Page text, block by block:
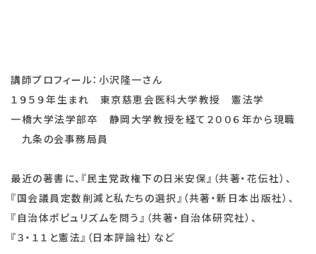
講師プロフィール：小沢隆一さん
１９５９年生まれ 東京慈恵会医科大学教授 憲法学
一橋大学法学部卒 静岡大学教授を経て２００６年から現職
九条の会事務局員
最近の著書に、『民主党政権下の日米安保』（共著・花伝社）、
『国会議員定数削減と私たちの選択』（共著・新日本出版社）、
『自治体ポピュリズムを問う』（共著・自治体研究社）、
『３・１１と憲法』（日本評論社）など